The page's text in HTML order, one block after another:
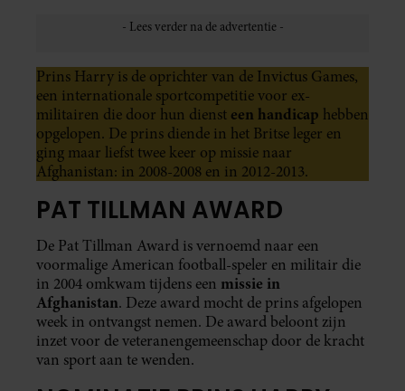
Prins Harry is de oprichter van de Invictus Games,
een internationale sportcompetitie voor ex-
militairen die door hun dienst een handicap hebben
opgelopen. De prins diende in het Britse leger en
ging maar liefst twee keer op missie naar
Afghanistan: in 2008-2008 en in 2012-2013.
PAT TILLMAN AWARD
De Pat Tillman Award is vernoemd naar een
voormalige American football-speler en militair die
in 2004 omkwam tijdens een missie in
Afghanistan. Deze award mocht de prins afgelopen
week in ontvangst nemen. De award beloont zijn
inzet voor de veteranengemeenschap door de kracht
van sport aan te wenden.